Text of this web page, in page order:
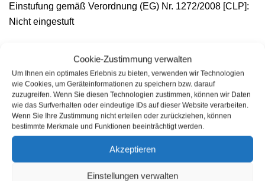
Cookie-Zustimmung verwalten
Um Ihnen ein optimales Erlebnis zu bieten, verwenden wir Technologien
wie Cookies, um Geräteinformationen zu speichern bzw. darauf
zuzugreifen. Wenn Sie diesen Technologien zustimmen, können wir Daten
wie das Surfverhalten oder eindeutige IDs auf dieser Website verarbeiten.
Wenn Sie Ihre Zustimmung nicht erteilen oder zurückziehen, können
bestimmte Merkmale und Funktionen beeinträchtigt werden.
Akzeptieren
Einstellungen verwalten
Einstufung gemäß Verordnung (EG) Nr. 1272/2008 [CLP]:
Nicht eingestuft
Versiegelungsprodukte vorsichtig verwenden. Vor
Gebrauch stets Etikett und Produktinformationen lesen.
Das Sicherheitsdatenblatt istauf Anfrage erhältlich